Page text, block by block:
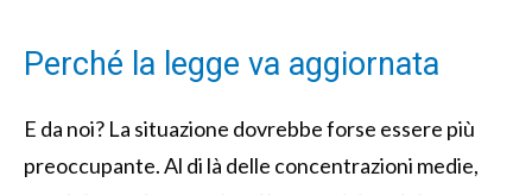
Perché la legge va aggiornata
E da noi? La situazione dovrebbe forse essere più
preoccupante. Al di là delle concentrazioni medie,